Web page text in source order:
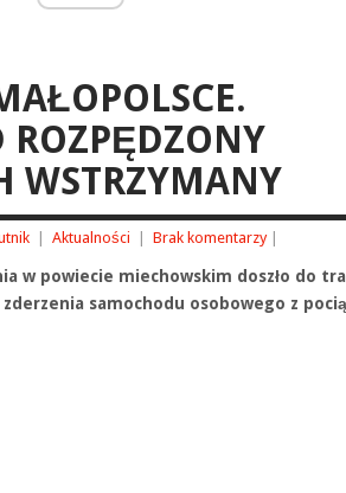
ROZPĘDZONY
WSTRZYMANY
Aktualności Brak komentarzy
w powiecie miechowskim doszło do
samochodu osobowego z